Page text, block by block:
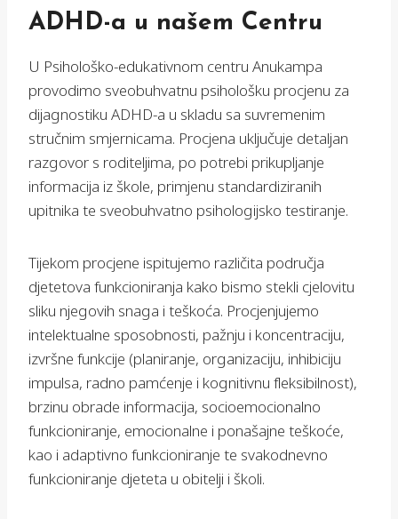
ADHD-a u našem Centru
U Psihološko-edukativnom centru Anukampa
provodimo sveobuhvatnu psihološku procjenu za
dijagnostiku ADHD-a u skladu sa suvremenim
stručnim smjernicama. Procjena uključuje detaljan
razgovor s roditeljima, po potrebi prikupljanje
informacija iz škole, primjenu standardiziranih
upitnika te sveobuhvatno psihologijsko testiranje.
Tijekom procjene ispitujemo različita područja
djetetova funkcioniranja kako bismo stekli cjelovitu
sliku njegovih snaga i teškoća. Procjenjujemo
intelektualne sposobnosti, pažnju i koncentraciju,
izvršne funkcije (planiranje, organizaciju, inhibiciju
impulsa, radno pamćenje i kognitivnu fleksibilnost),
brzinu obrade informacija, socioemocionalno
funkcioniranje, emocionalne i ponašajne teškoće,
kao i adaptivno funkcioniranje te svakodnevno
funkcioniranje djeteta u obitelji i školi.